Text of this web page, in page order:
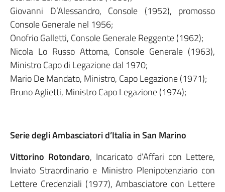
Giovanni D’Alessandro, Console (1952), promosso
Console Generale nel 1956;
Onofrio Galletti, Console Generale Reggente (1962);
Nicola Lo Russo Attoma, Console Generale (1963),
Ministro Capo di Legazione dal 1970;
Mario De Mandato, Ministro, Capo Legazione (1971);
Bruno Aglietti, Ministro Capo Legazione (1974);
Serie degli Ambasciatori d’Italia in San Marino
Vittorino Rotondaro, Incaricato d’Affari con Lettere,
Inviato Straordinario e Ministro Plenipotenziario con
Lettere Credenziali (1977), Ambasciatore con Lettere